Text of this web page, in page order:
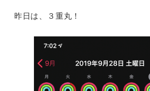
昨日は、３重丸！